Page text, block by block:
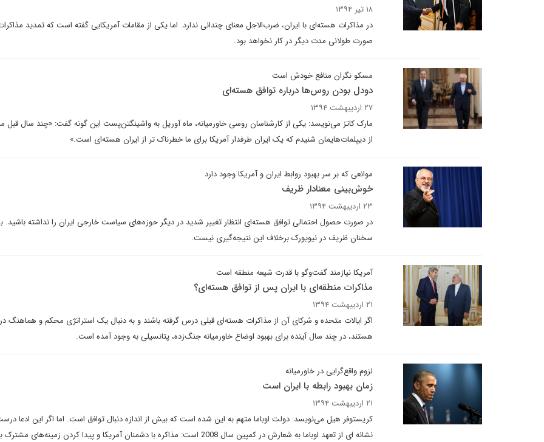
۱۸ تیر ۱۳۹۴
در مذاکرات هسته‌ای با ایران، ضرب‌الاجل معنای چندانی ندارد. اما یکی از مقامات آمریکایی گفته است که تمدید
صورت طولانی مدت دیگر در کار نخواهد بود.
مسکو نگران منافع خودش است
دودل بودن روس‌ها درباره توافق هسته‌ای
۲۷ اردیبهشت ۱۳۹۴
مارک کاتز می‌نویسد: یکی از کارشناسان روسی خاورمیانه، ماه آوریل به واشینگتن‌پست این گونه گفت: «چند سال قبل
از دیپلمات‌هایمان شنیدم که یک ایران طرفدار آمریکا برای ما خطرناک تر از ایران هسته‌ای است.»
موانعی که بر سر بهبود روابط ایران و آمریکا وجود دارد
خوش‌بینی معنادار ظریف
۲۳ اردیبهشت ۱۳۹۴
در صورت حصول احتمالی توافق هسته‌ای انتظار تغییر شدید در دیگر حوزه‌های سیاست خارجی ایران را نداشته باشید.
سخنان ظریف در نیویورک برخلاف این نتیجه‌گیری نیست.
آمریکا نیازمند گفت‌وگو با قدرت شیعه منطقه است
مذاکرات منطقه‌ای با ایران پس از توافق هسته‌ای؟
۲۱ اردیبهشت ۱۳۹۴
اگر ایالات متحده و شرکای آن از مذاکرات هسته‌ای قبلی درس گرفته باشند و به دنبال یک استراتژی محکم و هماهنگ
هستند، در چند سال آینده برای بهبود اوضاع خاورمیانه جنگ‌زده، پتانسیلی به وجود آمده است.
لزوم واقع‌گرایی در خاورمیانه
زمان بهبود رابطه با ایران است
۲۱ اردیبهشت ۱۳۹۴
کریستوفر هیل می‌نویسد: دولت اوباما متهم به این شده است که بیش از اندازه دنبال توافق است. اما اگر این ادعا
نشانه ای از تعهد اوباما به شعارش در کمپین سال 2008 است: مذاکره با دشمنان آمریکا و پیدا کردن زمینه‌های مشترک با آنها.